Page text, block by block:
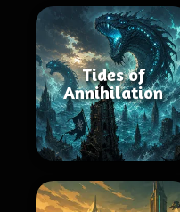
Tides of
Annihilation